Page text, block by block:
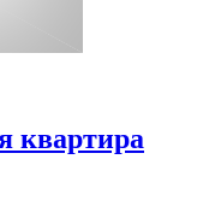
квартира